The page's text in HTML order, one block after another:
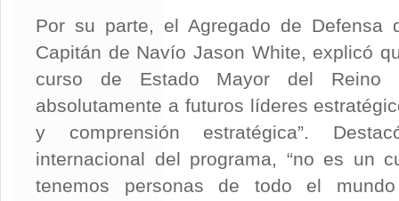
Por su parte, el Agregado de Defensa
Capitán de Navío Jason White, explicó
curso de Estado Mayor del Reino
absolutamente a futuros líderes
y comprensión estratégica”.
internacional del programa, “no es un
tenemos personas de todo el mundo